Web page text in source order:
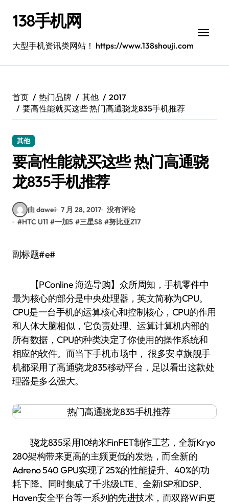
138手机网
大型手机资讯类网站！ https://www.138shouji.com
首页 热门品牌 其他
2017
要高性能就买这些 热门高通骁龙835手机推荐
其他
要高性能就买这些 热门高通骁
龙835手机推荐
由 dawei 7 月 28, 2017 没有评论
#HTC U11 #一加5 #三星S8 #努比亚Z17
副标题#e#
【PConline 海选导购】众所周知，手机零件中
最为核心的部分是中央处理器，英文简称为CPU。
CPU是一台手机的运算核心和控制核心，CPU的作用
和人体大脑相似，它负责处理、运算计算机内部的
所有数据，CPU的种类决定了你使用的操作系统和
相应的软件。而当下手机市场中， 很多安卓旗舰手
机都采用了高通骁龙835移动平台，足以看出这款处
理器是多么强大。
骁龙835采用10纳米FinFET制作工艺，全新Kryo
280架构带来更高的主频更低的发热，而全新的
Adreno 540 GPU实现了25%的性能提升、40%的功
耗下降。同时集成了千兆级LTE、全新ISP和DSP、
Haven安全平台等一系列的先进技术，而双路WiFi更